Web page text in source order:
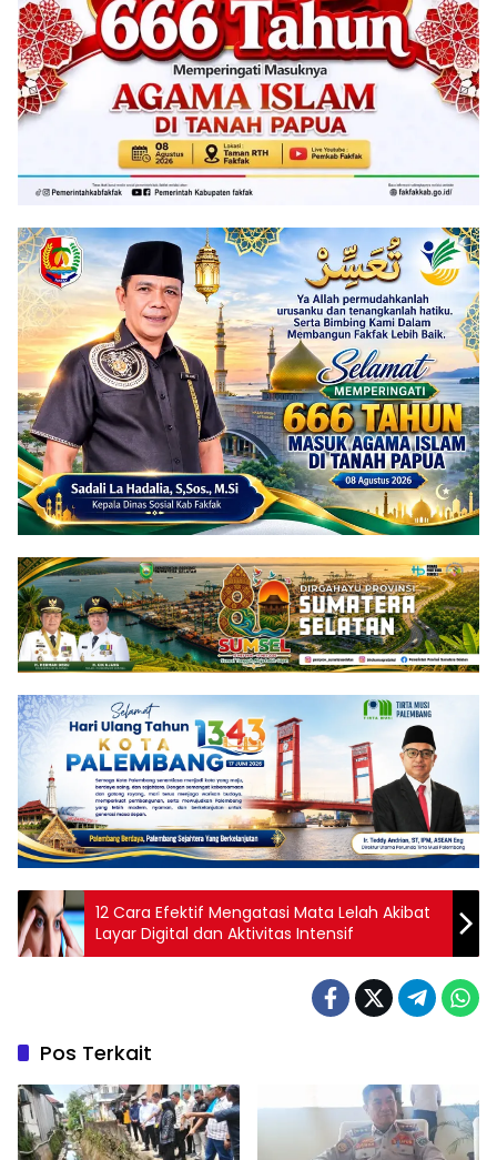
12 Cara Efektif Mengatasi Mata Lelah Akibat
Layar Digital dan Aktivitas Intensif
Pos Terkait